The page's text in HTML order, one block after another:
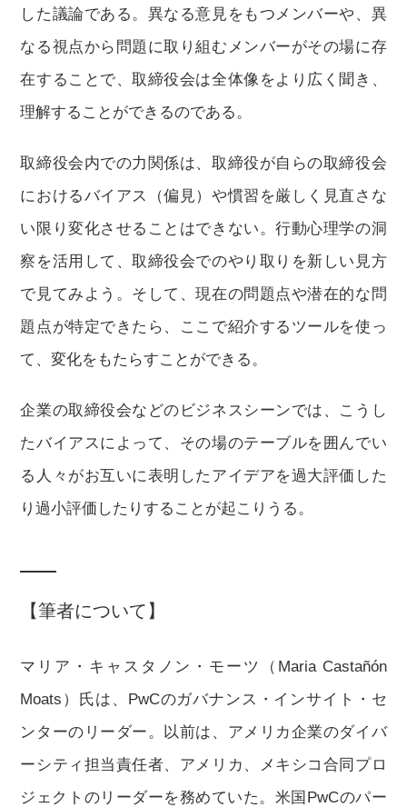
した議論である。異なる意見をもつメンバーや、異
なる視点から問題に取り組むメンバーがその場に存
在することで、取締役会は全体像をより広く聞き、
理解することができるのである。
取締役会内での力関係は、取締役が自らの取締役会
におけるバイアス（偏見）や慣習を厳しく見直さな
い限り変化させることはできない。行動心理学の洞
察を活用して、取締役会でのやり取りを新しい見方
で見てみよう。そして、現在の問題点や潜在的な問
題点が特定できたら、ここで紹介するツールを使っ
て、変化をもたらすことができる。
企業の取締役会などのビジネスシーンでは、こうし
たバイアスによって、その場のテーブルを囲んでい
る人々がお互いに表明したアイデアを過大評価した
り過小評価したりすることが起こりうる。
【筆者について】
マリア・キャスタノン・モーツ（Maria Castañón
Moats）氏は、PwCのガバナンス・インサイト・セ
ンターのリーダー。以前は、アメリカ企業のダイバ
ーシティ担当責任者、アメリカ、メキシコ合同プロ
ジェクトのリーダーを務めていた。米国PwCのパー